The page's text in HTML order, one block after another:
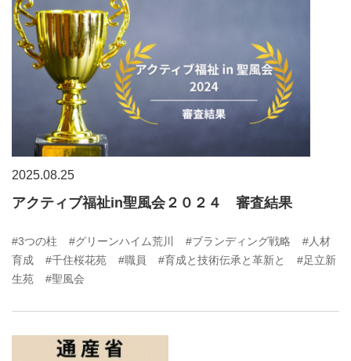
2025.08.25
アクティブ福祉in聖風会２０２４ 審査結果
#3つの柱 #グリーンハイム荒川 #ブランディング戦略
#人材
育成
#千住桜花苑 #職員 #育成と技術伝承と革新と
#足立新
生苑
#聖風会